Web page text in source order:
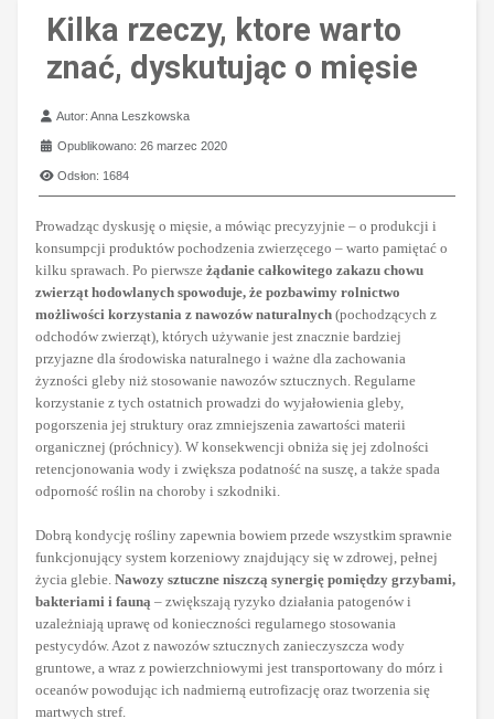
Kilka rzeczy, ktore warto
znać, dyskutując o mięsie
Szczegóły
Autor:Anna Leszkowska
Opublikowano: 26 marzec 2020
Odsłon: 1684
Prowadząc dyskusję o mięsie, a mówiąc precyzyjnie – o produkcji i
konsumpcji produktów pochodzenia zwierzęcego – warto pamiętać o
kilku sprawach. Po pierwsze żądanie całkowitego zakazu chowu
zwierząt hodowlanych spowoduje, że pozbawimy rolnictwo
możliwości korzystania z nawozów naturalnych (pochodzących z
odchodów zwierząt), których używanie jest znacznie bardziej
przyjazne dla środowiska naturalnego i ważne dla zachowania
żyzności gleby niż stosowanie nawozów sztucznych. Regularne
korzystanie z tych ostatnich prowadzi do wyjałowienia gleby,
pogorszenia jej struktury oraz zmniejszenia zawartości materii
organicznej (próchnicy). W konsekwencji obniża się jej zdolności
retencjonowania wody i zwiększa podatność na suszę, a także spada
odporność roślin na choroby i szkodniki.
Dobrą kondycję rośliny zapewnia bowiem przede wszystkim sprawnie
funkcjonujący system korzeniowy znajdujący się w zdrowej, pełnej
życia glebie. Nawozy sztuczne niszczą synergię pomiędzy grzybami,
bakteriami i fauną – zwiększają ryzyko działania patogenów i
uzależniają uprawę od konieczności regularnego stosowania
pestycydów. Azot z nawozów sztucznych zanieczyszcza wody
gruntowe, a wraz z powierzchniowymi jest transportowany do mórz i
oceanów powodując ich nadmierną eutrofizację oraz tworzenia się
martwych stref.